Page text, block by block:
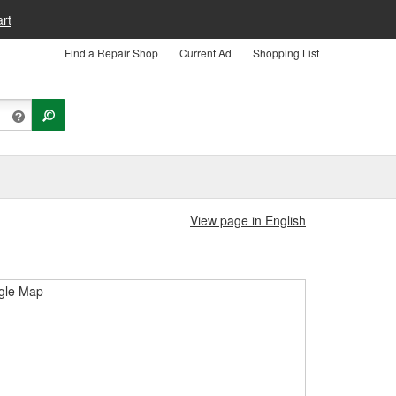
Find a Repair Shop Current Ad Shopping List
View page in English